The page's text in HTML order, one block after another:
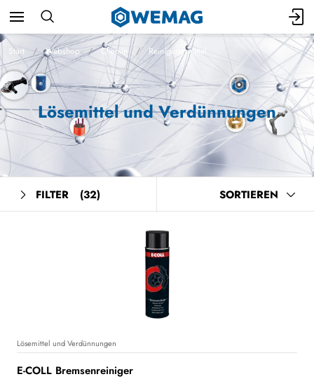
Start Webshop Chemie Reinigungsmittel
Lösemittel und Verdünnungen
FILTER (32) SORTIEREN
Lösemittel und Verdünnungen
E-COLL Bremsenreiniger